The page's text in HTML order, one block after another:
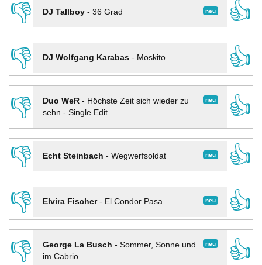
👎 neu
DJ Tallboy- 36 Grad
👍
👎
DJ Wolfgang Karabas- Moskito
👍
👎
neu
Duo WeR- Höchste Zeit sich wieder zu
sehn - Single Edit
👍
👎
neu
Echt Steinbach - Wegwerfsoldat
👍
👎
neu
Elvira Fischer- El Condor Pasa
👍
👎
neu
George La Busch - Sommer, Sonne und
im Cabrio
👍